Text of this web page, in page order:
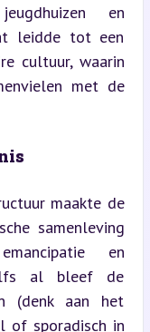
en
leidde tot een
cultuur, waarin
met de
maakte de
samenleving
en
al bleef de
(denk aan het
of sporadisch in